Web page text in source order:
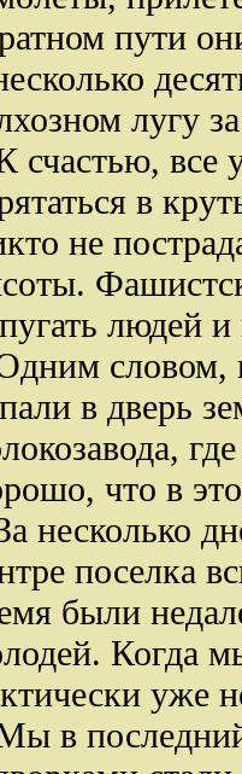
пути
лугу
счастью, все
в
не
людей и
словом,
в дверь
что в
несколько
поселка
были
Когда
уже
в